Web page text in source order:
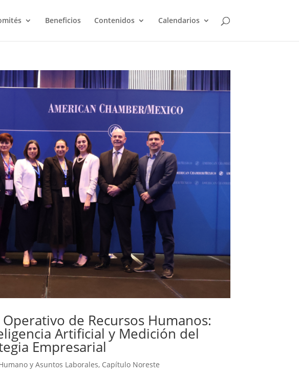
Beneficios Contenidos Calendarios
de Recursos Humanos:
Artificial y Medición del
Empresarial
y Asuntos Laborales, Capítulo Noreste